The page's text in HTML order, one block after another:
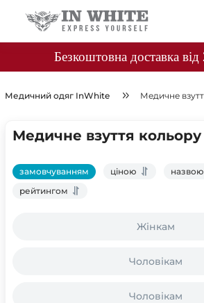
Безкоштовна доставка
Медичний одяг InWhite Медичне
Медичне взуття
замовчуванням ціною
назвою
рейтингом
Жінкам
Чоловікам
Чоловікам